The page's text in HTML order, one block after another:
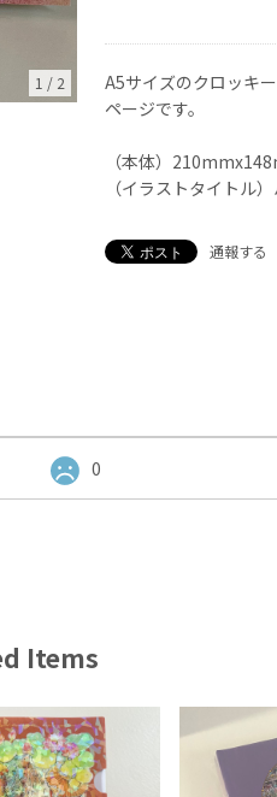
1 / 2
A5サイズのクロッキ
ページです。
（本体）
（イラストタイトル
通報する
0
Items